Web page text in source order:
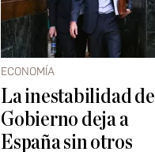
ECONOMÍA
La inestabilidad del
Gobierno deja a
España sin otros